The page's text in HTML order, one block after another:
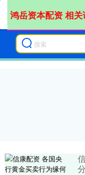
鸿岳资本配资 相